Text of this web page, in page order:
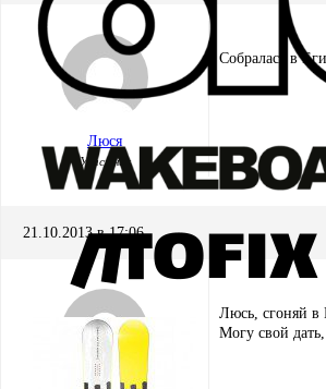
Люся
Участник
Собралась в
21.10.2013 в 17:06
Люсь, сгоняй
Могу свой